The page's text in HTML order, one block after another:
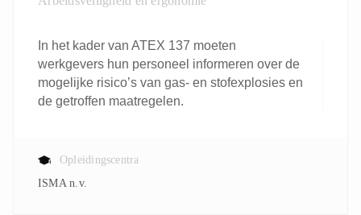
In het kader van ATEX 137 moeten
werkgevers hun personeel informeren over de
mogelijke risico’s van gas- en stofexplosies en
de getroffen maatregelen.
Opleidingscentra
ISMA n.v.